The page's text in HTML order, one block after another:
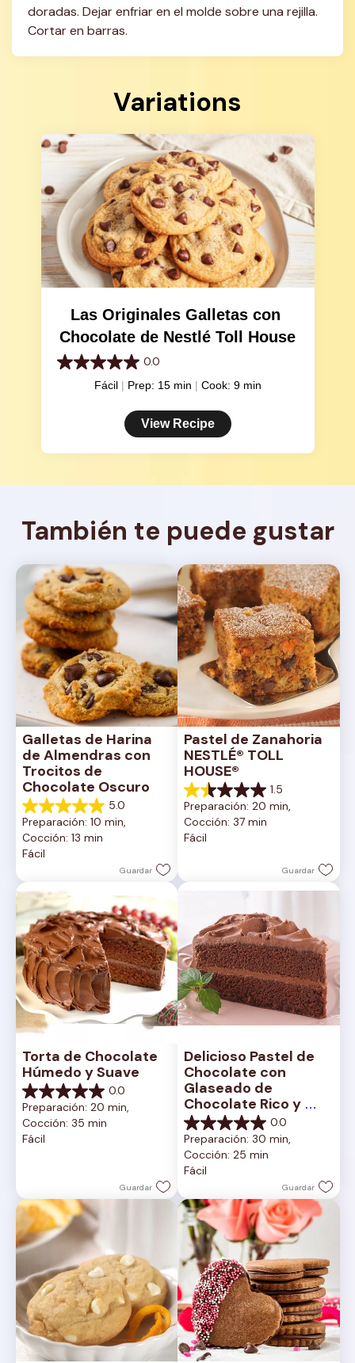
doradas. Dejar enfriar en el molde sobre una rejilla.
Cortar en barras.
Variations
Las Originales Galletas con
Chocolate de Nestlé Toll House
0.0
0.0
Fácil Prep: 15 min Cook: 9 min
View Recipe
También te puede gustar
Galletas de Harina
de Almendras con
Trocitos de
Chocolate Oscuro
5.0
5.0
de
5
estrellas.
reseña
Preparación: 10 min,
Cocción: 13 min
Fácil
Guardar
Pastel de Zanahoria
NESTLÉ® TOLL
HOUSE®
1.5
1.5
de
5
estrellas.
Preparación: 20 min,
Cocción: 37 min
Fácil
Guardar
Torta de Chocolate
Húmedo y Suave
0.0
0.0
de
5
estrellas.
Preparación: 20 min,
Cocción: 35 min
Fácil
Guardar
Delicioso Pastel de
Chocolate con
Glaseado de
Chocolate Rico y
Cremoso
0.0
0.0
de
5
estrellas.
Preparación: 30 min,
Cocción: 25 min
Fácil
Guardar